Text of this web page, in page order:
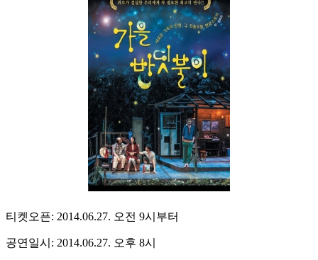
티켓오픈: 2014.06.27. 오전 9시부터
공연일시: 2014.06.27. 오후 8시